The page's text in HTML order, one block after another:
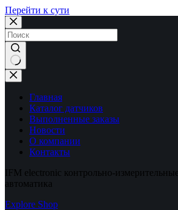
Перейти к сути
Ничего
не
найденоГлавная
Каталог датчиков
Выполненные заказы
Новости
О компании
Контакты
IFM electronic контрольно-
автоматика
Explore Shop